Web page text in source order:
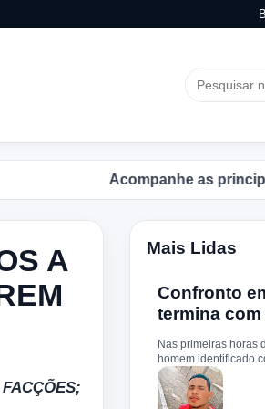
Acompanhe as principais
A
Mais Lidas
Confronto
termina
Nas primeiras horas
homem identificado
Pereira morreu após
Militar no povoado
Santa Rita. De